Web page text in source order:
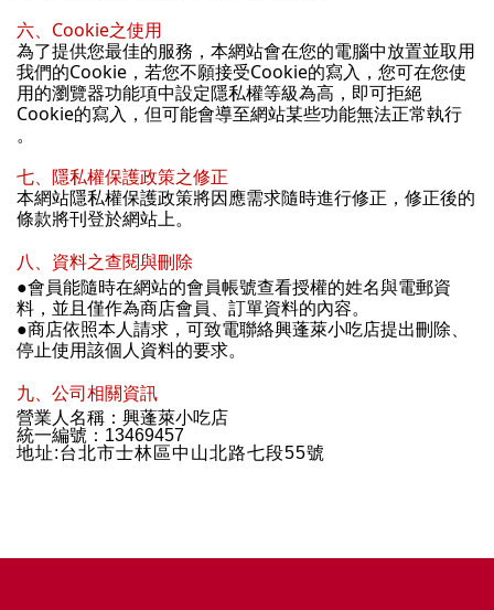
六、 Cookie之使用
為了提供您最佳的服務，本網站會在您的電腦中放置並取用
我們的Cookie ，若您不願接受Cookie的寫入，您可在您使
用的瀏覽器功能項中設定隱私權等級為高，即可拒絕
Cookie的寫入，但可能會導至網站某些功能無法正常執行
。
七、隱私權保護政策之修正
本網站隱私權保護政策將因應需求隨時進行修正，修正後的
條款將刊登於網站上。
八、資料之查閱與刪除
●會員能隨時在網站的會員帳號查看授權的姓名與電郵資
料，並且僅作為商店會員、訂單資料的內容。
●商店依照本人請求，可致電聯絡興蓬萊小吃店提出刪除、
停止使用該個人資料的要求。
九、公司相關資訊
營業人名稱：興蓬萊小吃店
統一編號：13469457
地址:台北市士林區中山北路七段55號